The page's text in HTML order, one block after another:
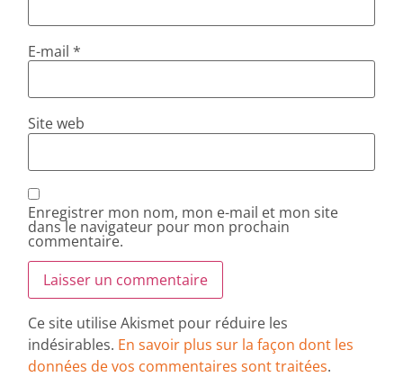
E-mail*
Site web
Enregistrer mon nom, mon e-mail et mon site
dans le navigateur pour mon prochain
commentaire.
Ce site utilise Akismet pour réduire les
indésirables. En savoir plus sur la façon dont les
données de vos commentaires sont traitées.